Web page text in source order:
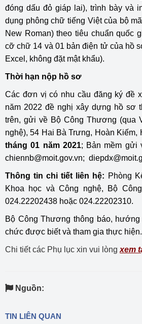
đóng dấu đỏ giáp lai), trình bày và
dụng phông chữ tiếng Việt của bộ
New Roman) theo tiêu chuẩn quốc
cỡ chữ 14 và 01 bản điện tử của hồ
Excel, không đặt mật khẩu).
Thời hạn nộp hồ sơ
Các đơn vị có nhu cầu đăng ký đề
năm 2022 đề nghị xây dựng hồ sơ
trên, gửi về Bộ Công Thương (qua
nghệ), 54 Hai Bà Trưng, Hoàn Kiếm,
tháng 01 năm 2021; Bản mềm gửi
chiennb@moit.gov.vn;
Thông tin chi tiết liên hệ: Phòng
Khoa học và Công nghệ, Bộ
024.22202438 hoặc 024.22202310.
Bộ Công Thương thông báo,
chức được biết và tham gia thực hiện.
Chi tiết các Phụ lục xin vui lòng xem
Nguồn:
TIN LIÊN QUAN